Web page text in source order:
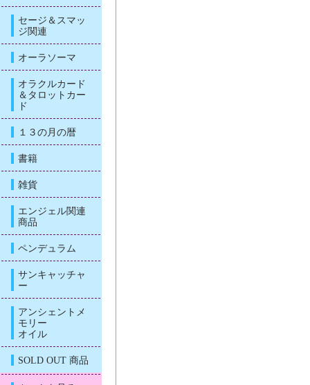
セージ＆スマッ
ジ関連
オーラソーマ
オラクルカード
＆タロットカー
ド
１３の月の暦
書籍
雑貨
エンジェル関連
商品
ペンデュラム
サンキャッチャ
ー
アンシェントメ
モリー
オイル
SOLD OUT 商品